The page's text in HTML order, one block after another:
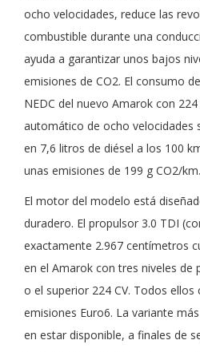
ocho velocidades, reduce las
combustible durante una
ayuda a garantizar unos bajos
emisiones de CO2. El consumo
NEDC del nuevo Amarok con
automático de ocho velocidades
en 7,6 litros de diésel a los 100
unas emisiones de 199 g CO2/km.
El motor del modelo está
duradero. El propulsor 3.0 TDI
exactamente 2.967 centímetros
en el Amarok con tres niveles de
o el superior 224 CV. Todos
emisiones Euro6. La variante
en estar disponible, a finales de